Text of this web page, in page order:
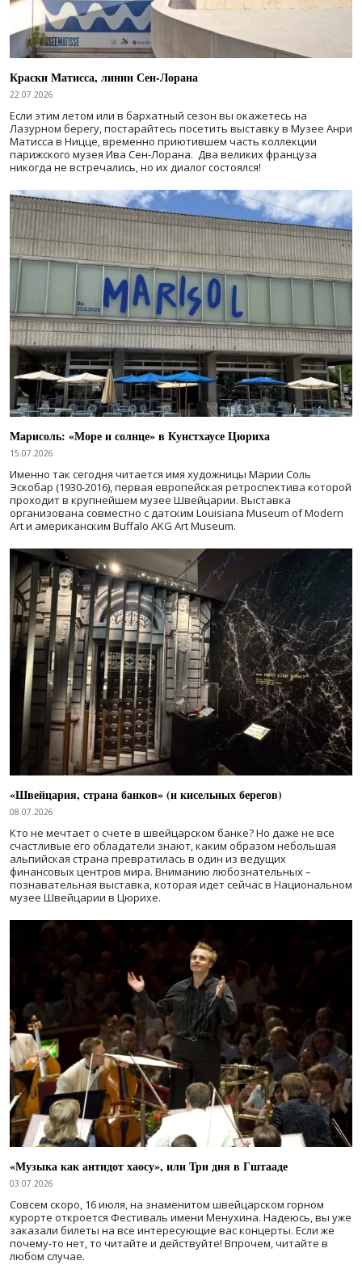
Краски Матисса, линии Сен-Лорана
22.07.2026
Если этим летом или в бархатный сезон вы окажетесь на
Лазурном берегу, постарайтесь посетить выставку в Музее Анри
Матисса в Ницце, временно приютившем часть коллекции
парижского музея Ива Сен-Лорана. Два великих француза
никогда не встречались, но их диалог состоялся!
Марисоль: «Море и солнце» в Кунстхаусе Цюриха
15.07.2026
Именно так сегодня читается имя художницы Марии Соль
Эскобар (1930-2016), первая европейская ретроспектива которой
проходит в крупнейшем музее Швейцарии. Выставка
организована совместно с датским Louisiana Museum of Modern
Art и американским Buffalo AKG Art Museum.
«Швейцария, страна банков» (и кисельных берегов)
08.07.2026
Кто не мечтает о счете в швейцарском банке? Но даже не все
счастливые его обладатели знают, каким образом небольшая
альпийская страна превратилась в один из ведущих
финансовых центров мира. Вниманию любознательных –
познавательная выставка, которая идет сейчас в Национальном
музее Швейцарии в Цюрихе.
«Музыка как антидот хаосу», или Три дня в Гштааде
03.07.2026
Совсем скоро, 16 июля, на знаменитом швейцарском горном
курорте откроется Фестиваль имени Менухина. Надеюсь, вы уже
заказали билеты на все интересующие вас концерты. Если же
почему-то нет, то читайте и действуйте! Впрочем, читайте в
любом случае.